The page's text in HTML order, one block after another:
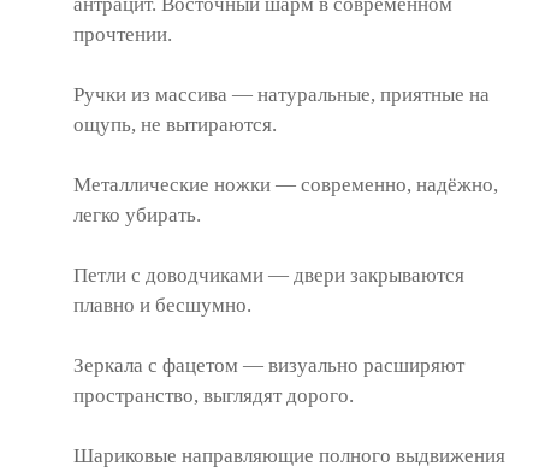
прочтении.
Ручки из массива — натуральные, приятные на
ощупь, не вытираются.
Металлические ножки — современно, надёжно,
легко убирать.
Петли с доводчиками — двери закрываются
плавно и бесшумно.
Зеркала с фацетом — визуально расширяют
пространство, выглядят дорого.
Шариковые направляющие полного выдвижения